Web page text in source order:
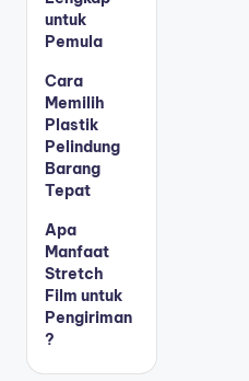
untuk
Pemula
Cara
Memilih
Plastik
Pelindung
Barang
Tepat
Apa
Manfaat
Stretch
Film untuk
Pengiriman
?